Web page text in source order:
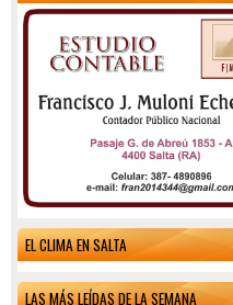
EL CLIMA EN SALTA
LAS MÁS LEÍDAS DE LA SEMANA